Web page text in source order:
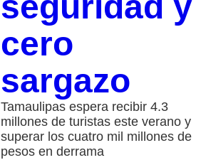
cero
sargazo
Tamaulipas espera recibir 4.3
millones de turistas este verano y
superar los cuatro mil millones de
pesos en derrama